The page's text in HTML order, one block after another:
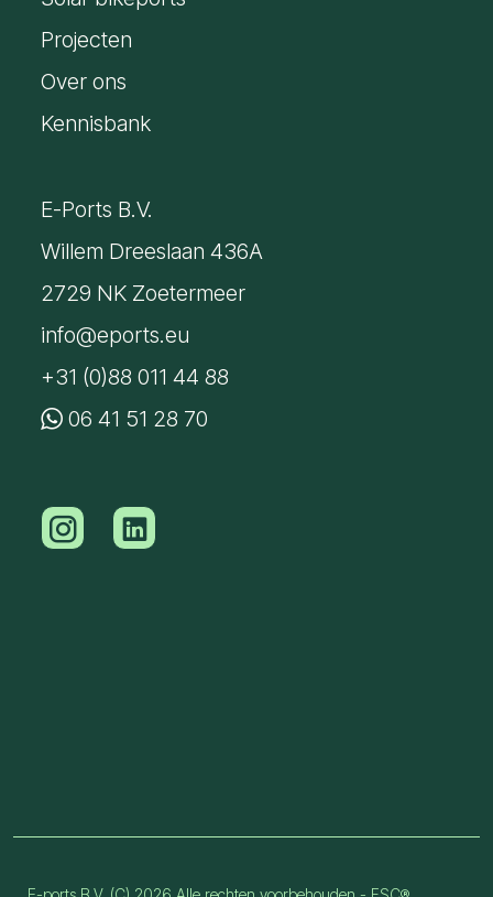
Projecten
Over ons
Kennisbank
E-Ports B.V.
Willem Dreeslaan 436A
2729 NK Zoetermeer
info@eports.eu
+31 (0)88 011 44 88
06 41 51 28 70